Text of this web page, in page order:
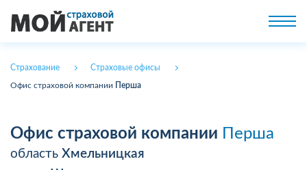
Страхование Страховые офисы
Офис страховой компании Перша
Офис страховой компании Перша
область Хмельницкая